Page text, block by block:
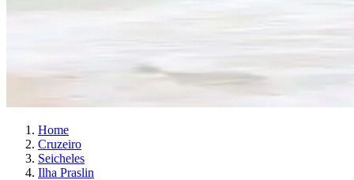
Home
Cruzeiro
Seicheles
Ilha Praslin